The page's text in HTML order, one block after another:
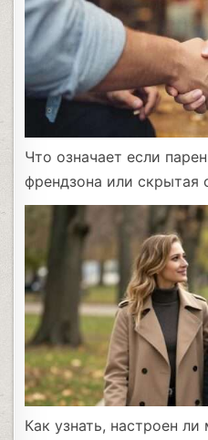
Что означает если
френдзона или скрытая
Как узнать, настроен